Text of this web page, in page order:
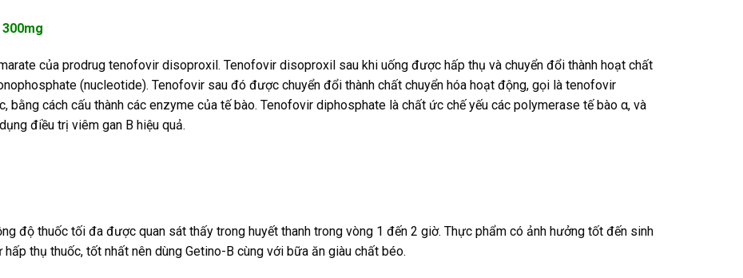
của prodrug tenofovir disoproxil. Tenofovir disoproxil sau khi uống được hấp thụ và chuyển đổi thành hoạt chất
(nucleotide). Tenofovir sau đó được chuyển đổi thành chất chuyển hóa hoạt động, gọi là tenofovir
bằng cách cấu thành các enzyme của tế bào. Tenofovir diphosphate là chất ức chế yếu các polymerase tế bào α, và
điều trị viêm gan B hiệu quả.
độ thuốc tối đa được quan sát thấy trong huyết thanh trong vòng 1 đến 2 giờ. Thực phẩm có ảnh hưởng tốt đến sinh
thụ thuốc, tốt nhất nên dùng Getino-B cùng với bữa ăn giàu chất béo.